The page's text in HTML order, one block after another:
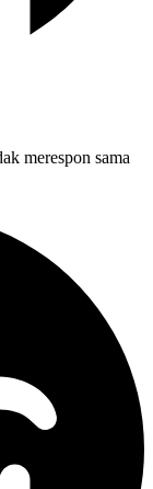
merespon sama